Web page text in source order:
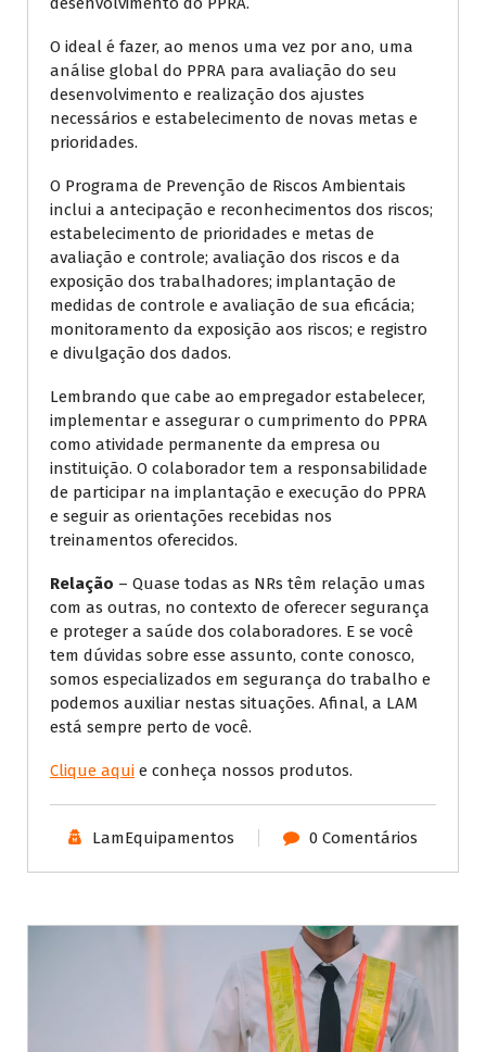
O ideal é fazer, ao menos uma vez por ano, uma
análise global do PPRA para avaliação do seu
desenvolvimento e realização dos ajustes
necessários e estabelecimento de novas metas e
prioridades.
O Programa de Prevenção de Riscos Ambientais
inclui a antecipação e reconhecimentos dos riscos;
estabelecimento de prioridades e metas de
avaliação e controle; avaliação dos riscos e da
exposição dos trabalhadores; implantação de
medidas de controle e avaliação de sua eficácia;
monitoramento da exposição aos riscos; e registro
e divulgação dos dados.
Lembrando que cabe ao empregador estabelecer,
implementar e assegurar o cumprimento do PPRA
como atividade permanente da empresa ou
instituição. O colaborador tem a responsabilidade
de participar na implantação e execução do PPRA
e seguir as orientações recebidas nos
treinamentos oferecidos.
Relação – Quase todas as NRs têm relação umas
com as outras, no contexto de oferecer segurança
e proteger a saúde dos colaboradores. E se você
tem dúvidas sobre esse assunto, conte conosco,
somos especializados em segurança do trabalho e
podemos auxiliar nestas situações. Afinal, a LAM
está sempre perto de você.
Clique aqui e conheça nossos produtos.
LamEquipamentos 0 Comentários